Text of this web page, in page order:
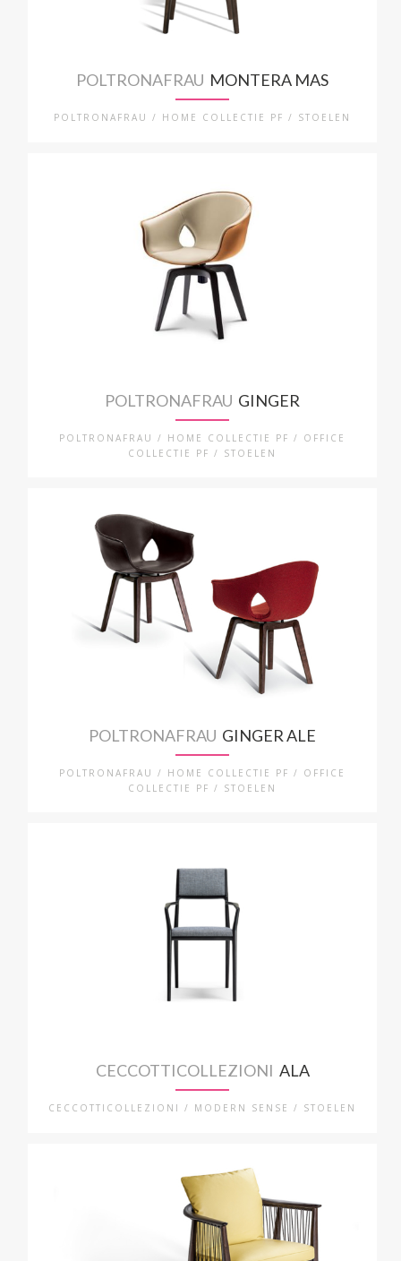
POLTRONAFRAU MONTERA MAS
POLTRONAFRAU / HOME COLLECTIE PF / STOELEN
POLTRONAFRAU GINGER
POLTRONAFRAU / HOME COLLECTIE PF / OFFICE
COLLECTIE PF / STOELEN
POLTRONAFRAU GINGER ALE
POLTRONAFRAU / HOME COLLECTIE PF / OFFICE
COLLECTIE PF / STOELEN
CECCOTTICOLLEZIONI ALA
CECCOTTICOLLEZIONI / MODERN SENSE / STOELEN